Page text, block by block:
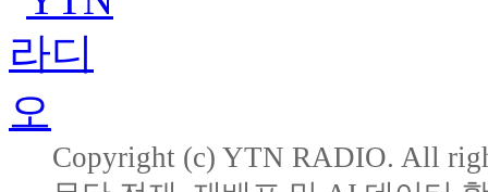
Copyright (c) YTN RADIO. All